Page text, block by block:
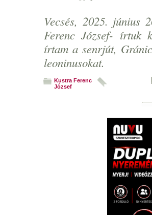
Vecsés, 2025. június
Ferenc József- írtuk
írtam a senrjút,
leoninusokat.
Kustra Ferenc
József